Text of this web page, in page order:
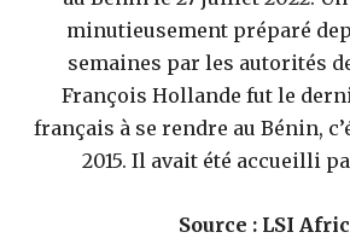
minutieusement préparé
semaines par les autorités
François Hollande fut le
français à se rendre au Bénin,
2015. Il avait été accueilli
Source : LSI